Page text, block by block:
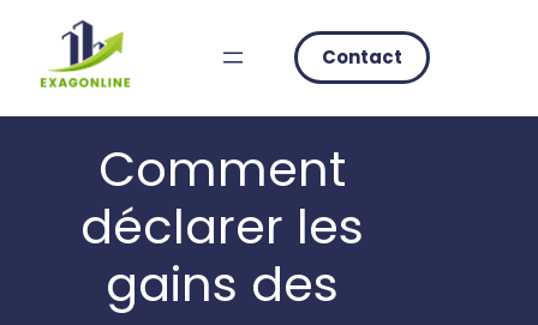
content
Contact
Comment
déclarer les
gains des